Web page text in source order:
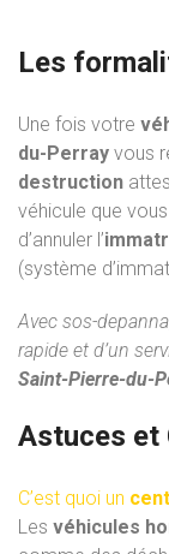
Les
Une fois votre
du-Perray vous
destruction
véhicule que
d’annuler l’
(système
Avec sos-
rapide et d’un
Saint-Pierre-du-
Astuces et
C’est quoi un
Les véhicules